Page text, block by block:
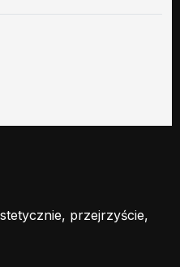
przejrzyście,